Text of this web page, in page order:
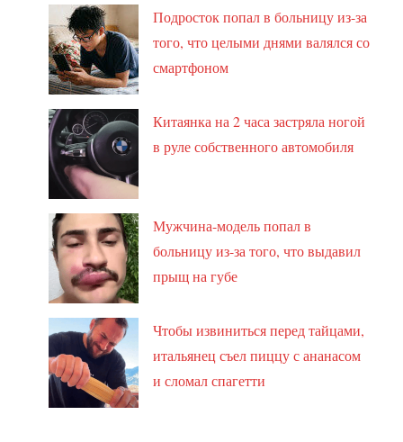
Подросток попал в больницу из-за
того, что целыми днями валялся со
смартфоном
Китаянка на 2 часа застряла ногой
в руле собственного автомобиля
Мужчина-модель попал в
больницу из-за того, что выдавил
прыщ на губе
Чтобы извиниться перед тайцами,
итальянец съел пиццу с ананасом
и сломал спагетти